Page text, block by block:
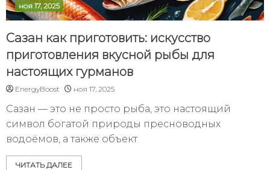
ноя 17, 2025
Сазан как приготовить: искусство
приготовления вкусной рыбы для
настоящих гурманов
EnergyBoost ноя 17, 2025
Сазан — это не просто рыба, это настоящий
символ богатой природы пресноводных
водоёмов, а также объект
ЧИТАТЬ ДАЛЕЕ